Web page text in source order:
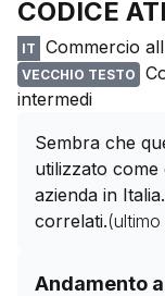
CODICE
IT Commercio
VECCHIO TESTO
intermedi
Sembra che
utilizzato come
azienda in
correlati.
Andamento
Storico